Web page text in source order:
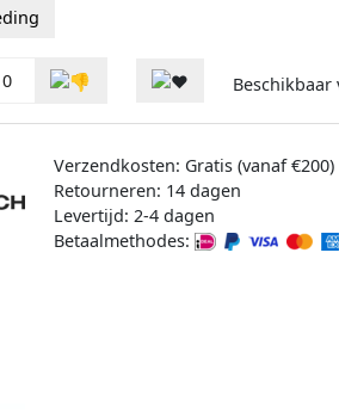
0 Beschikbaar
Verzendkosten: Gratis (vanaf €200)
Retourneren: 14 dagen
Levertijd: 2-4 dagen
Betaalmethodes: